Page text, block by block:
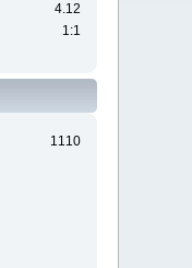
4.12
1:1
1110